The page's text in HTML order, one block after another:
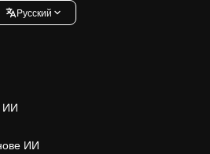
Pусский
ИИ
ИИ